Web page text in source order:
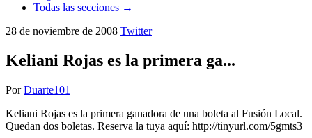
Todas las secciones →
28 de noviembre de 2008 Twitter
Keliani Rojas es la primera ga...
PorDuarte101
Keliani Rojas es la primera ganadora de una boleta al Fusión Local.
Quedan dos boletas. Reserva la tuya aquí: http://tinyurl.com/5gmts3